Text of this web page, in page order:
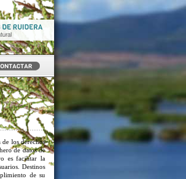
los derechos
de datos de
es facilitar la
Destinos
de su